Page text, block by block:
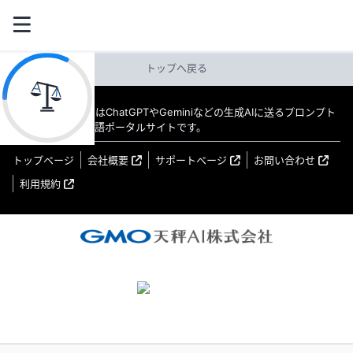
トップへ戻る
教えてAI byGMO はChatGPTやGeminiなどの生成AIに送るプロンプト
（指示文）の日本語ポータルサイトです。
トップページ 会社概要 サポートページ
お問い合わせ
利用規約